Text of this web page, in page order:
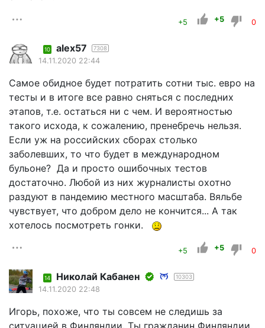
+5 +5 0
10 alex57 7308
14.11.2020 22:44
Самое обидное будет потратить сотни тыс. евро на
тесты и в итоге все равно сняться с последних
этапов, т.е. остаться ни с чем. И вероятностью
такого исхода, к сожалению, пренебречь нельзя.
Если уж на российских сборах столько
заболевших, то что будет в международном
бульоне? Да и просто ошибочных тестов
достаточно. Любой из них журналисты охотно
раздуют в пандемию местного масштаба. Вяльбе
чувствует, что добром дело не кончится... А так
хотелось посмотреть гонки.
+5 +5 0
14 Николай Кабанен 10303
14.11.2020 22:48
Игорь, похоже, что ты совсем не следишь за
ситуацией в Финляндии. Ты гражданин Финляндии,